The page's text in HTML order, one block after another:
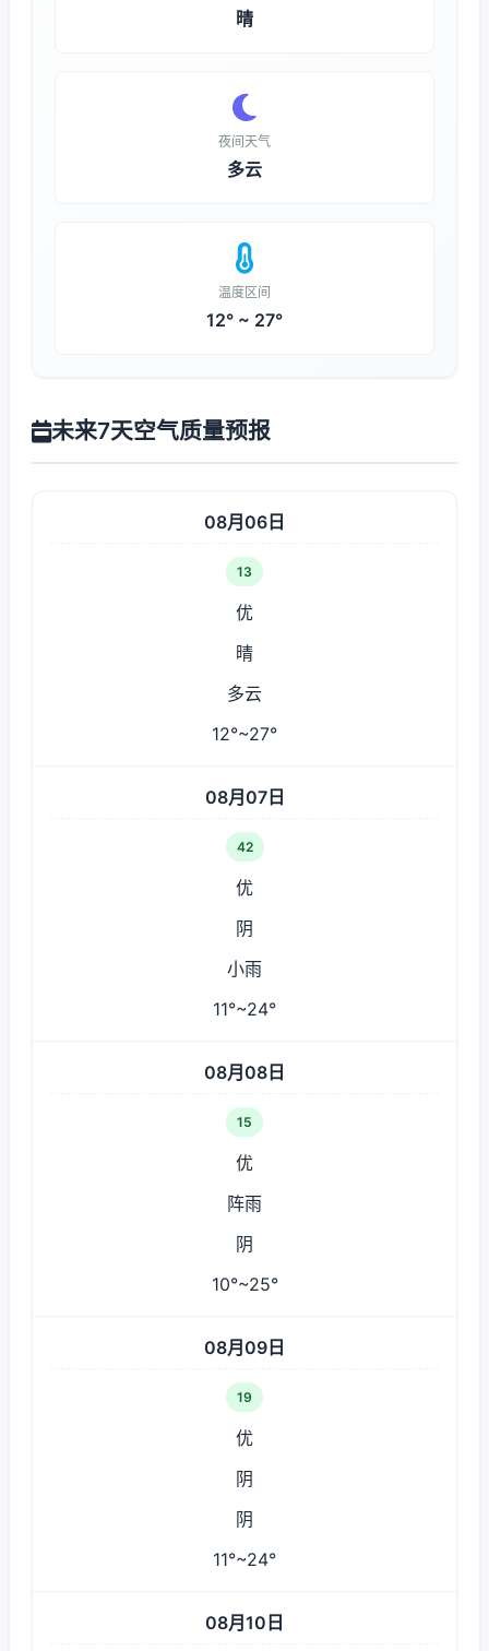
晴
夜间天气
多云
温度区间
12° ~ 27°
未来7天空气质量预报
08月06日
13
优
晴
多云
12°~27°
08月07日
42
优
阴
小雨
11°~24°
08月08日
15
优
阵雨
阴
10°~25°
08月09日
19
优
阴
阴
11°~24°
08月10日